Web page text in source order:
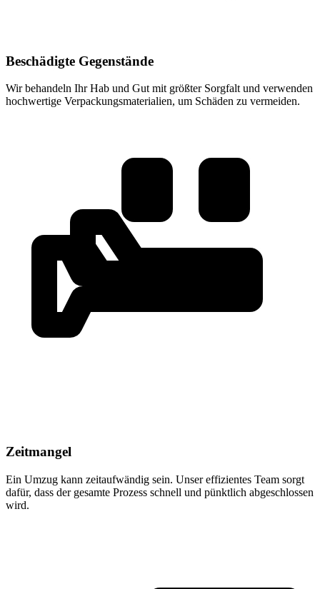
Beschädigte Gegenstände
Wir behandeln Ihr Hab und Gut mit größter Sorgfalt und verwenden
hochwertige Verpackungsmaterialien, um Schäden zu vermeiden.
Zeitmangel
Ein Umzug kann zeitaufwändig sein. Unser effizientes Team sorgt
dafür, dass der gesamte Prozess schnell und pünktlich abgeschlossen
wird.